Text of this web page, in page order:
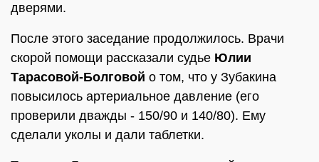
дверями.
После этого заседание продолжилось. Врачи
скорой помощи рассказали судье Юлии
Тарасовой-Болговой о том, что у Зубакина
повысилось артериальное давление (его
проверили дважды - 150/90 и 140/80). Ему
сделали уколы и дали таблетки.